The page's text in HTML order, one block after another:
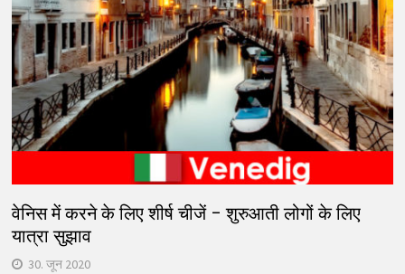
वेनिस में करने के लिए शीर्ष चीजें – शुरुआती लोगों के लिए
यात्रा सुझाव
30. जून 2020